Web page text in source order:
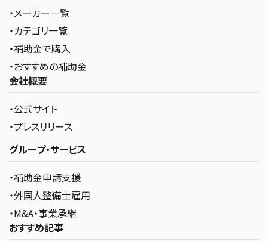
・メーカー一覧
・カテゴリ一覧
・補助金で購入
・おすすめの補助金
会社概要
・公式サイト
・プレスリリース
グループ・サービス
・補助金申請支援
・外国人整備士雇用
・M&A・事業承継
おすすめ記事